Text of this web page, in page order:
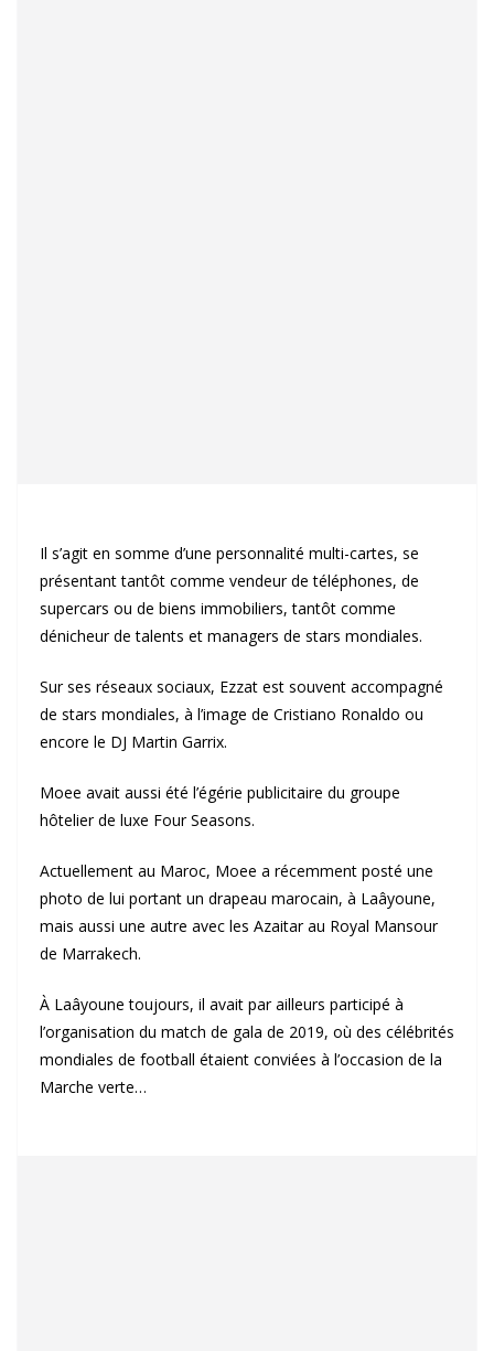
Il s’agit en somme d’une personnalité multi-cartes, se
présentant tantôt comme vendeur de téléphones, de
supercars ou de biens immobiliers, tantôt comme
dénicheur de talents et managers de stars mondiales.
Sur ses réseaux sociaux, Ezzat est souvent accompagné
de stars mondiales, à l’image de Cristiano Ronaldo ou
encore le DJ Martin Garrix.
Moee avait aussi été l’égérie publicitaire du groupe
hôtelier de luxe Four Seasons.
Actuellement au Maroc, Moee a récemment posté une
photo de lui portant un drapeau marocain, à Laâyoune,
mais aussi une autre avec les Azaitar au Royal Mansour
de Marrakech.
À Laâyoune toujours, il avait par ailleurs participé à
l’organisation du match de gala de 2019, où des célébrités
mondiales de football étaient conviées à l’occasion de la
Marche verte…